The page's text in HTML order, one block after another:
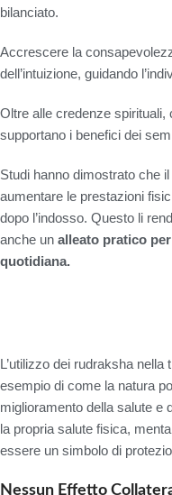
bilanciato.
Accrescere la
dell’intuizione, guidando
Oltre alle credenze
supportano i benefici dei
Studi hanno dimostrato che
aumentare le prestazioni
dopo l’indosso. Questo li
anche un alleato pratico
quotidiana.
L’utilizzo dei rudraksha
esempio di come la natura
miglioramento della salute e
la propria salute fisica,
essere un simbolo di
Nessun Effetto